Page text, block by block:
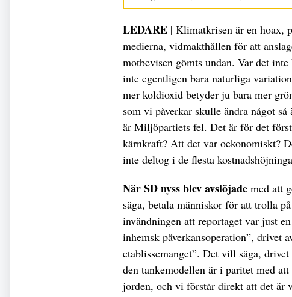
LEDARE | Klimatkrisen är en hoax,
medierna, vidmakthållen för att
motbevisen gömts undan. Var det
inte egentligen bara naturliga
mer koldioxid betyder ju bara mer
som vi påverkar skulle ändra något
är Miljöpartiets fel. Det är för det
kärnkraft? Att det var oekonomiskt?
inte deltog i de flesta
När SD nyss blev avslöjade med att
säga, betala människor för att trolla
invändningen att reportaget var just
inhemsk påverkansoperation”, drivet
etablissemanget”. Det vill säga,
den tankemodellen är i paritet med
jorden, och vi förstår direkt att det är
DET